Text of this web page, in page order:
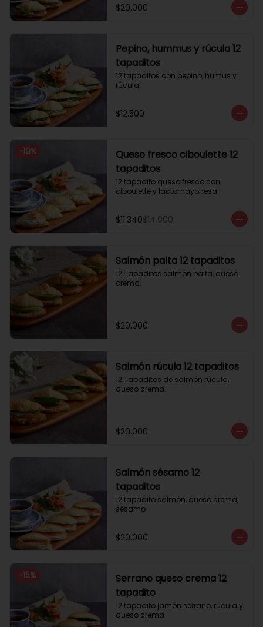
$20.000
Pepino, hummus y rúcula 12
tapaditos
12 tapaditos con pepino, humus y
rúcula.
$12.500
-19%
Queso fresco ciboulette 12
tapaditos
12 tapadito queso fresco con
ciboulette y lactomayonesa
$11.340$14.000
Salmón palta 12 tapaditos
12 Tapaditos salmón palta, queso
crema.
$20.000
Salmón rúcula 12 tapaditos
12 Tapaditos de salmón rúcula,
queso crema.
$20.000
Salmón sésamo 12
tapaditos
12 tapadito salmón, queso crema,
sésamo
$20.000
-15%
Serrano queso crema 12
tapadito
12 tapadito jamón serrano, rúcula y
queso crema